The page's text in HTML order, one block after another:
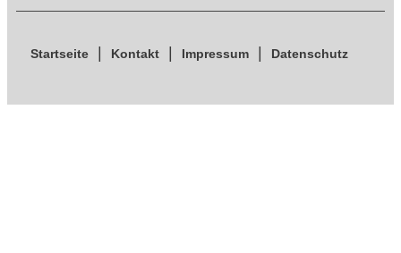
Startseite Kontakt Impressum Datenschutz